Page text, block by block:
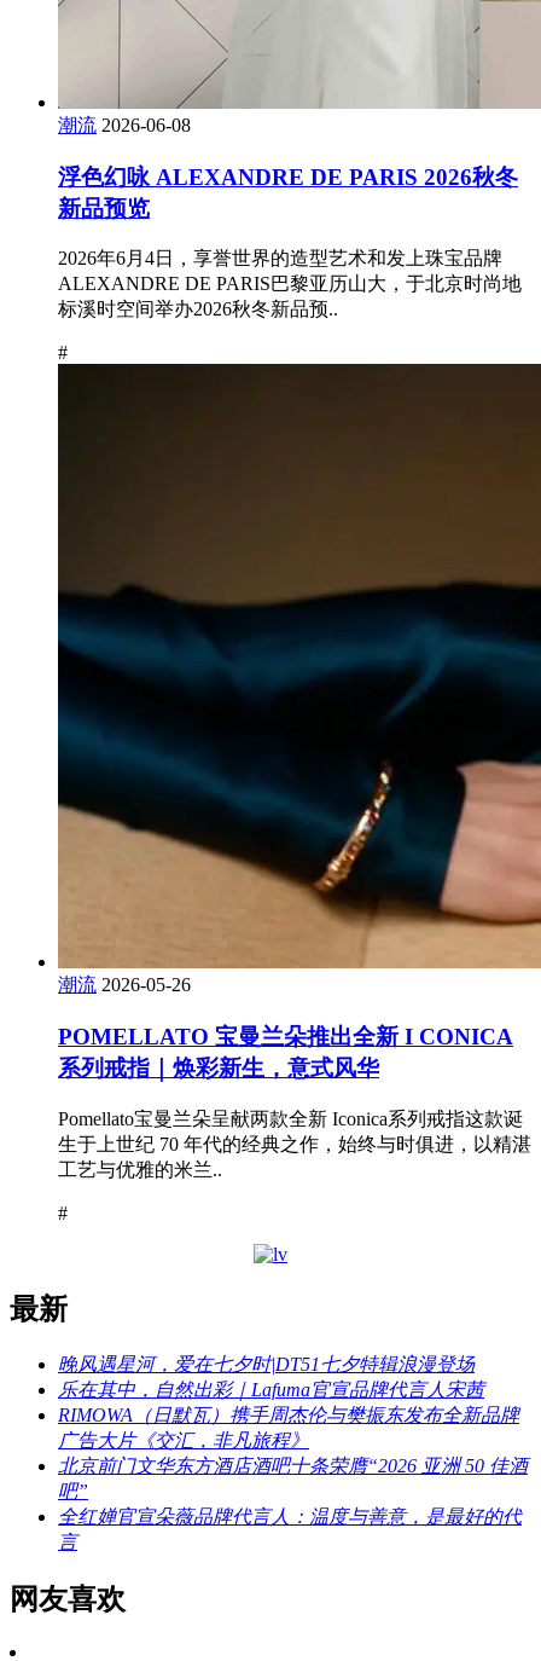
潮流 2026-06-08
浮色幻咏 ALEXANDRE DE PARIS 2026秋冬
新品预览
2026年6月4日，享誉世界的造型艺术和发上珠宝品牌
ALEXANDRE DE PARIS巴黎亚历山大，于北京时尚地
标溪时空间举办2026秋冬新品预..
#
潮流 2026-05-26
POMELLATO 宝曼兰朵推出全新 I CONICA
系列戒指｜焕彩新生，意式风华
Pomellato宝曼兰朵呈献两款全新 Iconica系列戒指这款诞
生于上世纪 70 年代的经典之作，始终与时俱进，以精湛
工艺与优雅的米兰..
#
最新
晚风遇星河，爱在七夕时|DT51七夕特辑浪漫登场
乐在其中，自然出彩｜Lafuma官宣品牌代言人宋茜
RIMOWA（日默瓦）携手周杰伦与樊振东发布全新品牌
广告大片《交汇，非凡旅程》
北京前门文华东方酒店酒吧十条荣膺“2026 亚洲 50 佳酒
吧”
全红婵官宣朵薇品牌代言人：温度与善意，是最好的代
言
网友喜欢